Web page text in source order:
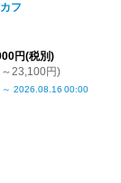
フ
円(税別)
～23,100円)
～ 2026.08.16 00:00